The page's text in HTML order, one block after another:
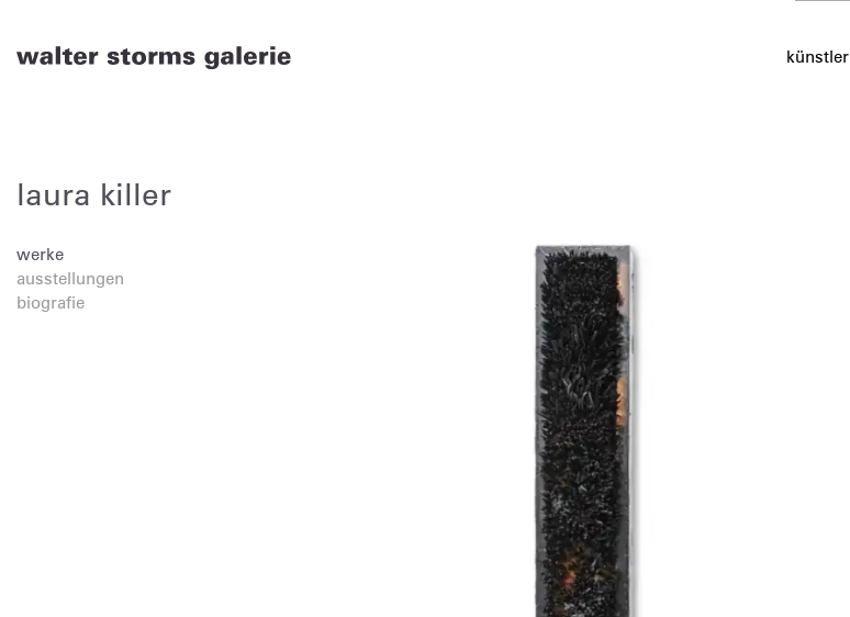
content
künstler
laura killer
werke
ausstellungen
biografie